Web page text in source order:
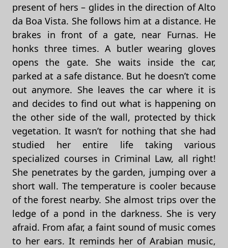
present of hers – glides in the direction of Alto
da Boa Vista. She follows him at a distance. He
brakes in front of a gate, near Furnas. He
honks three times. A butler wearing gloves
opens the gate. She waits inside the car,
parked at a safe distance. But he doesn’t come
out anymore. She leaves the car where it is
and decides to find out what is happening on
the other side of the wall, protected by thick
vegetation. It wasn’t for nothing that she had
studied her entire life taking various
specialized courses in Criminal Law, all right!
She penetrates by the garden, jumping over a
short wall. The temperature is cooler because
of the forest nearby. She almost trips over the
ledge of a pond in the darkness. She is very
afraid. From afar, a faint sound of music comes
to her ears. It reminds her of Arabian music,